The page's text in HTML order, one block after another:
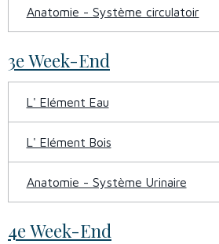
Anatomie - Système circulatoir
3e Week-End
L' Elément Eau
L' Elément Bois
Anatomie - Système Urinaire
4e Week-End